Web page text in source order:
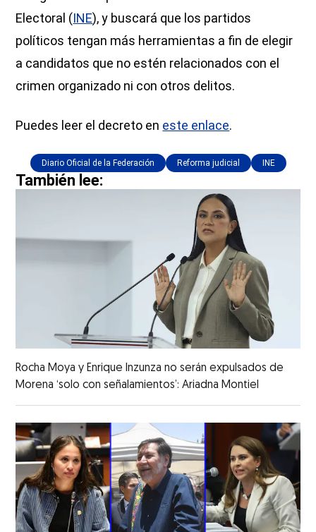
Electoral (INE), y buscará que los partidos
políticos tengan más herramientas a fin de elegir
a candidatos que no estén relacionados con el
crimen organizado ni con otros delitos.
Puedes leer el decreto en este enlace.
Diario Oficial de la Federación Reforma judicial INE
También lee:
Rocha Moya y Enrique Inzunza no serán expulsados de
Morena ‘solo con señalamientos’: Ariadna Montiel